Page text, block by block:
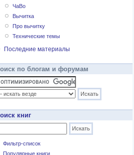
ЧаВо
Вычитка
Про вычитку
Технические темы
Последние материалы
по блогам и форумам
книг
Фильтр-список
Популярные книги